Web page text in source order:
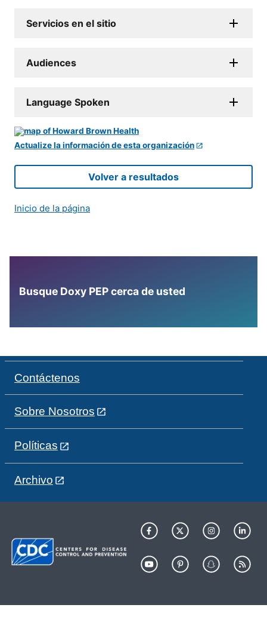
Servicios en el sitio
Audiences
Language Spoken
Actualize la información de esta organización
Volver a resultados
Inicio de la página
Busque Doxy PEP cerca de usted
Contáctenos
Sobre Nosotros
Políticas
Archivo